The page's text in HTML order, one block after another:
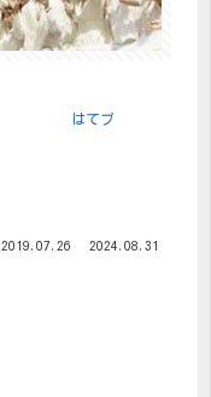
はてブ
2019.07.26 2024.08.31